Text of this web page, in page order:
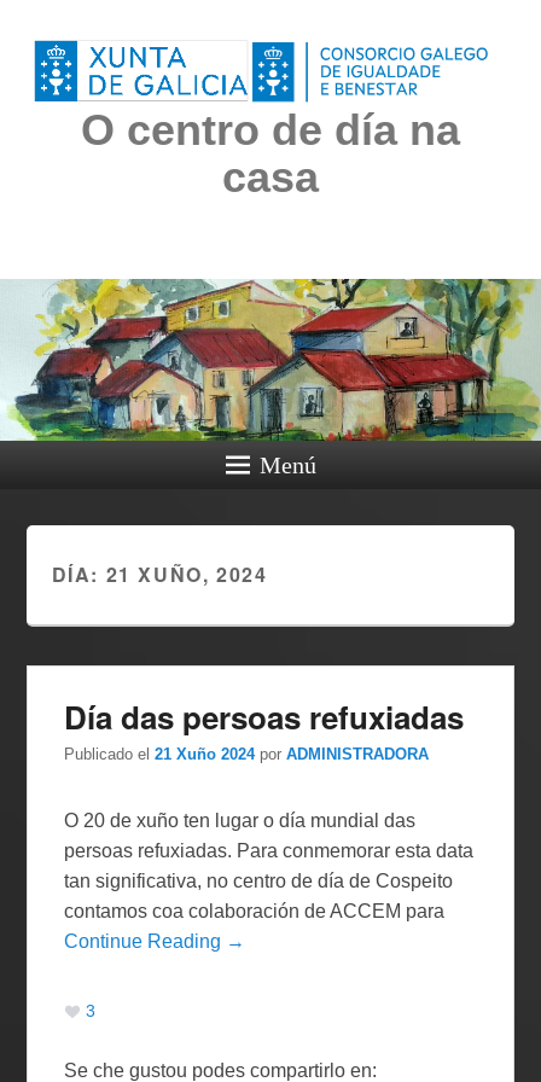
O centro de día na
casa
Menú
DÍA: 21 XUÑO, 2024
Día das persoas refuxiadas
Publicado el21 Xuño 2024 porADMINISTRADORA
O 20 de xuño ten lugar o día mundial das
persoas refuxiadas. Para conmemorar esta data
tan significativa, no centro de día de Cospeito
contamos coa colaboración de ACCEM para
Continue Reading →
3
Se che gustou podes compartirlo en: